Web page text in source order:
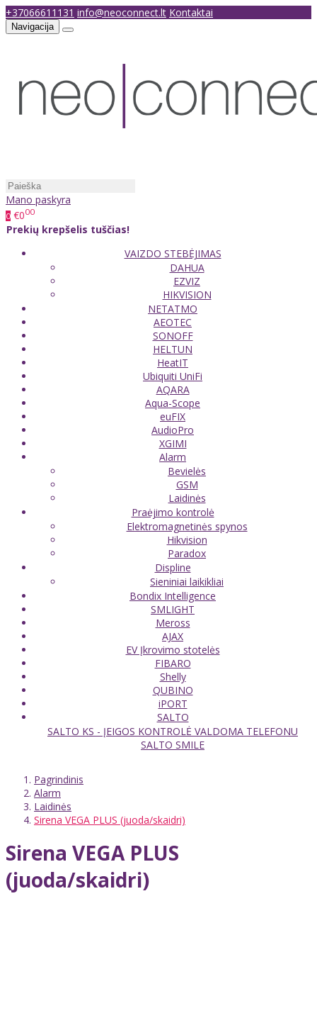
+37066611131 info@neoconnect.lt Kontaktai
Navigacija
Mano paskyra
0 €000
Prekių krepšelis tuščias!
VAIZDO STEBĖJIMAS
DAHUA
EZVIZ
HIKVISION
NETATMO
AEOTEC
SONOFF
HELTUN
HeatIT
Ubiquiti UniFi
AQARA
Aqua-Scope
euFIX
AudioPro
XGIMI
Alarm
Bevielės
GSM
Laidinės
Praėjimo kontrolė
Elektromagnetinės spynos
Hikvision
Paradox
Displine
Sieniniai laikikliai
Bondix Intelligence
SMLIGHT
Meross
AJAX
EV Įkrovimo stotelės
FIBARO
Shelly
QUBINO
iPORT
SALTO
SALTO KS - ĮEIGOS KONTROLĖ VALDOMA TELEFONU
SALTO SMILE
Pagrindinis
Alarm
Laidinės
Sirena VEGA PLUS (juoda/skaidri)
Sirena VEGA PLUS
(juoda/skaidri)